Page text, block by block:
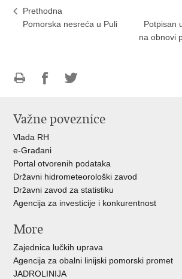
Prethodna
Pomorska nesreća u Puli
Potpisan
na obnovi
Facebooku
Twitteru
Važne poveznice
Vlada RH
e-Građani
Portal otvorenih podataka
Državni hidrometeorološki zavod
Državni zavod za statistiku
Agencija za investicije i konkurentnost
More
Zajednica lučkih uprava
Agencija za obalni linijski pomorski promet
JADROLINIJA